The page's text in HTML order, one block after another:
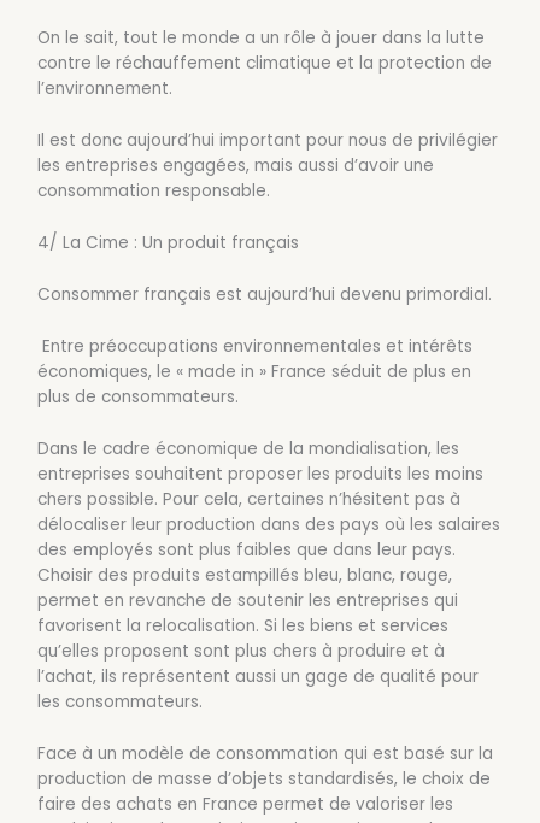
On le sait, tout le monde a un rôle à jouer dans la lutte
contre le réchauffement climatique et la protection de
l’environnement.
Il est donc aujourd’hui important pour nous de privilégier
les entreprises engagées, mais aussi d’avoir une
consommation responsable.
4/ La Cime : Un produit français
Consommer français est aujourd’hui devenu primordial.
Entre préoccupations environnementales et intérêts
économiques, le « made in » France séduit de plus en
plus de consommateurs.
Dans le cadre économique de la mondialisation, les
entreprises souhaitent proposer les produits les moins
chers possible. Pour cela, certaines n’hésitent pas à
délocaliser leur production dans des pays où les salaires
des employés sont plus faibles que dans leur pays.
Choisir des produits estampillés bleu, blanc, rouge,
permet en revanche de soutenir les entreprises qui
favorisent la relocalisation. Si les biens et services
qu’elles proposent sont plus chers à produire et à
l’achat, ils représentent aussi un gage de qualité pour
les consommateurs.
Face à un modèle de consommation qui est basé sur la
production de masse d’objets standardisés, le choix de
faire des achats en France permet de valoriser les